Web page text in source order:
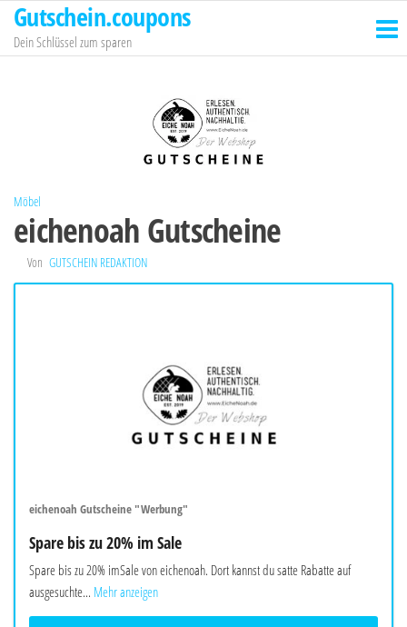
Zum
Inhalt
springen
Gutschein.coupons
Dein Schlüssel zum sparen
Möbel
eichenoah Gutscheine
Von GUTSCHEIN REDAKTION
eichenoah Gutscheine "Werbung"
Spare bis zu 20% im Sale
Spare bis zu 20% imSale von eichenoah. Dort kannst du satte Rabatte auf
ausgesuchte... Mehr anzeigen